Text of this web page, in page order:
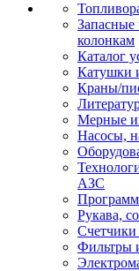
Запасные
колонкам
Каталог
Катушки
Краны/
Мерные
Насосы,
АЗС
Рукава,
Счетчики
Фильтры